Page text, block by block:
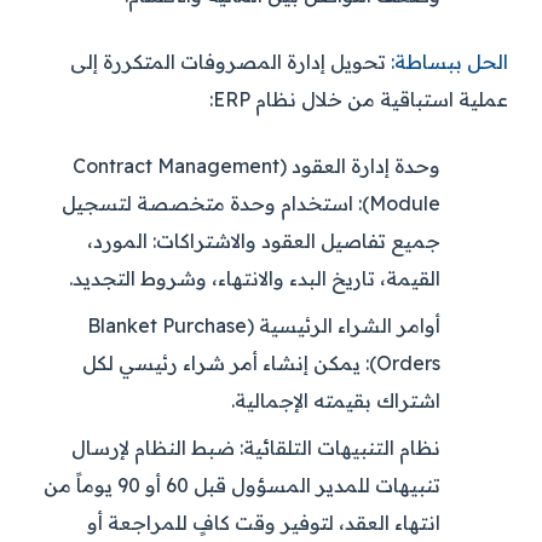
الحل ببساطة: تحويل إدارة المصروفات المتكررة إلى
عملية استباقية من خلال نظام ERP:
وحدة إدارة العقود (Contract Management
Module):
استخدام وحدة متخصصة لتسجيل
جميع تفاصيل العقود والاشتراكات: المورد،
القيمة، تاريخ البدء والانتهاء، وشروط التجديد.
أوامر الشراء الرئيسية (Blanket Purchase
Orders):
يمكن إنشاء أمر شراء رئيسي لكل
اشتراك بقيمته الإجمالية.
نظام التنبيهات التلقائية: ضبط النظام لإرسال
تنبيهات للمدير المسؤول قبل 60 أو 90 يوماً من
انتهاء العقد، لتوفير وقت كافٍ للمراجعة أو